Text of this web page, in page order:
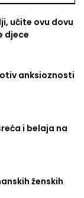
učite ovu dovu
djece
anksioznosti
i belaja na
ženskih